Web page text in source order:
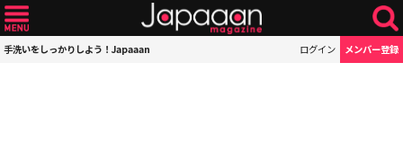
手洗いをしっかりしよう！Japaaan ログイン メンバー登録